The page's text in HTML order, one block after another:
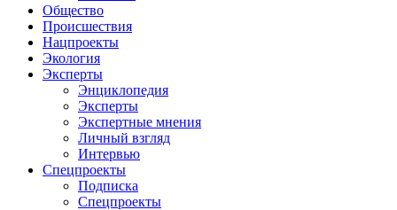
Общество
Происшествия
Нацпроекты
Экология
Эксперты
Энциклопедия
Эксперты
Экспертные мнения
Личный взгляд
Интервью
Спецпроекты
Подписка
Спецпроекты